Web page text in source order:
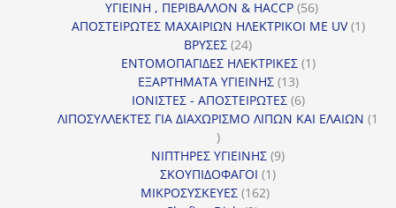
ΥΓΙΕΙΝΗ , ΠΕΡΙΒΑΛΛΟΝ & HACCP 5656
προϊόντα
ΑΠΟΣΤΕΙΡΩΤΕΣ ΜΑΧΑΙΡΙΩΝ ΗΛΕΚΤΡΙΚΟΙ ΜΕ UV 11
ΒΡΥΣΕΣ 2424
προϊόντα
ΕΝΤΟΜΟΠΑΓΙΔΕΣ ΗΛΕΚΤΡΙΚΕΣ 11
ΕΞΑΡΤΗΜΑΤΑ ΥΓΙΕΙΝΗΣ 1313
προϊόντα
ΙΟΝΙΣΤΕΣ - ΑΠΟΣΤΕΙΡΩΤΕΣ 66
προϊόντα
ΛΙΠΟΣΥΛΛΕΚΤΕΣ ΓΙΑ ΔΙΑΧΩΡΙΣΜΟ ΛΙΠΩΝ ΚΑΙ ΕΛΑΙΩΝ 1
1
προϊόν
ΝΙΠΤΗΡΕΣ ΥΓΙΕΙΝΗΣ 99
ΣΚΟΥΠΙΔΟΦΑΓΟΙ 11
ΜΙΚΡΟΣΥΣΚΕΥΕΣ 162162